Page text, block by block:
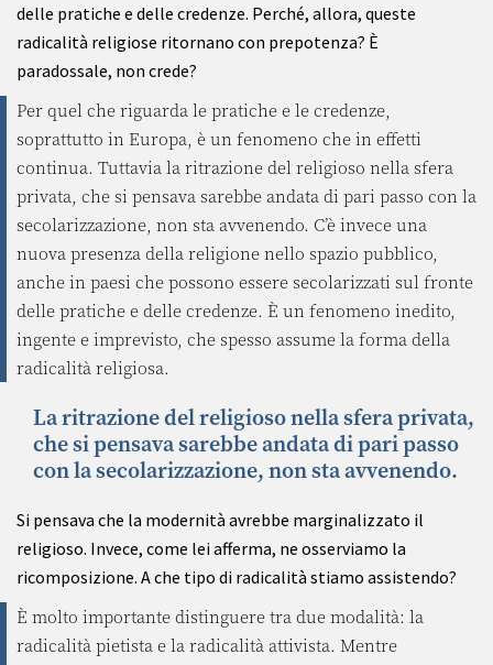
delle pratiche e delle credenze. Perché, allora, queste
radicalità religiose ritornano con prepotenza? È
paradossale, non crede?
Per quel che riguarda le pratiche e le credenze,
soprattutto in Europa, è un fenomeno che in effetti
continua. Tuttavia la ritrazione del religioso nella sfera
privata, che si pensava sarebbe andata di pari passo con la
secolarizzazione, non sta avvenendo. C’è invece una
nuova presenza della religione nello spazio pubblico,
anche in paesi che possono essere secolarizzati sul fronte
delle pratiche e delle credenze. È un fenomeno inedito,
ingente e imprevisto, che spesso assume la forma della
radicalità religiosa.
La ritrazione del religioso nella sfera privata,
che si pensava sarebbe andata di pari passo
con la secolarizzazione, non sta avvenendo.
Si pensava che la modernità avrebbe marginalizzato il
religioso. Invece, come lei afferma, ne osserviamo la
ricomposizione. A che tipo di radicalità stiamo assistendo?
È molto importante distinguere tra due modalità: la
radicalità pietista e la radicalità attivista. Mentre